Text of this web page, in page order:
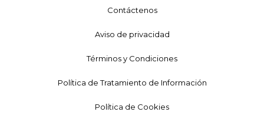
Contáctenos
Aviso de privacidad
Términos y Condiciones
Política de Tratamiento de Información
Política de Cookies